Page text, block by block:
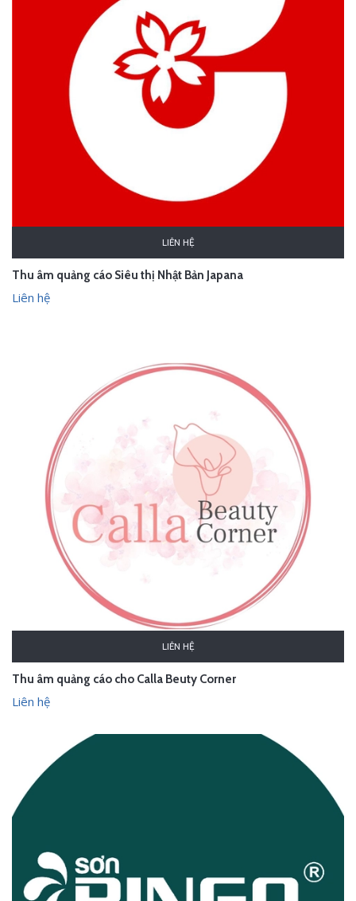
LIÊN HỆ
Thu âm quảng cáo Siêu thị Nhật Bản Japana
Liên hệ
LIÊN HỆ
Thu âm quảng cáo cho Calla Beuty Corner
Liên hệ